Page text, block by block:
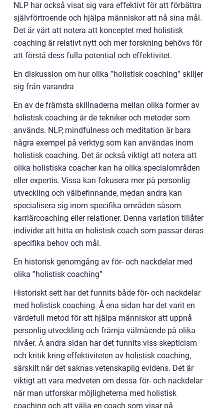
NLP har också visat sig vara effektivt för att förbättra
självförtroende och hjälpa människor att nå sina mål.
Det är värt att notera att konceptet med holistisk
coaching är relativt nytt och mer forskning behövs för
att förstå dess fulla potential och effektivitet.
En diskussion om hur olika ”holistisk coaching” skiljer
sig från varandra
En av de främsta skillnaderna mellan olika former av
holistisk coaching är de tekniker och metoder som
används. NLP, mindfulness och meditation är bara
några exempel på verktyg som kan användas inom
holistisk coaching. Det är också viktigt att notera att
olika holistiska coacher kan ha olika specialområden
eller expertis. Vissa kan fokusera mer på personlig
utveckling och välbefinnande, medan andra kan
specialisera sig inom specifika områden såsom
karriärcoaching eller relationer. Denna variation tillåter
individer att hitta en holistisk coach som passar deras
specifika behov och mål.
En historisk genomgång av för- och nackdelar med
olika ”holistisk coaching”
Historiskt sett har det funnits både för- och nackdelar
med holistisk coaching. Å ena sidan har det varit en
värdefull metod för att hjälpa människor att uppnå
personlig utveckling och främja välmående på olika
nivåer. Å andra sidan har det funnits viss skepticism
och kritik kring effektiviteten av holistisk coaching,
särskilt när det saknas vetenskaplig evidens. Det är
viktigt att vara medveten om dessa för- och nackdelar
när man utforskar möjligheterna med holistisk
coaching och att välja en coach som visar på